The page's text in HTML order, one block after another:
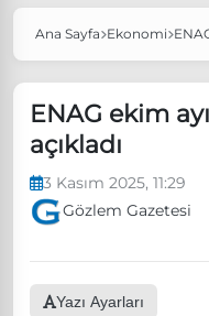
Popüler Aramalar
Özgür Özel, Ekrem
Ünlü çift bir
Boykot
Ana Sayfa Ekonomi
ENAG ekim
açıkladı
3 Kasım 2025, 11:29
Gözlem Gazetesi
Yazı Ayarları